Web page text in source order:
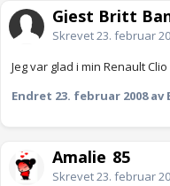
Gjest Britt
Skrevet23. februar
Jeg var glad i min Renault Clio
Endret 23. februar 2008av
Amalie_85
Skrevet23. februar